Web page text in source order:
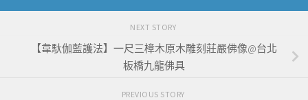
NEXT STORY
【韋馱伽藍護法】一尺三樟木原木雕刻莊嚴佛像@台北
板橋九龍佛具
PREVIOUS STORY